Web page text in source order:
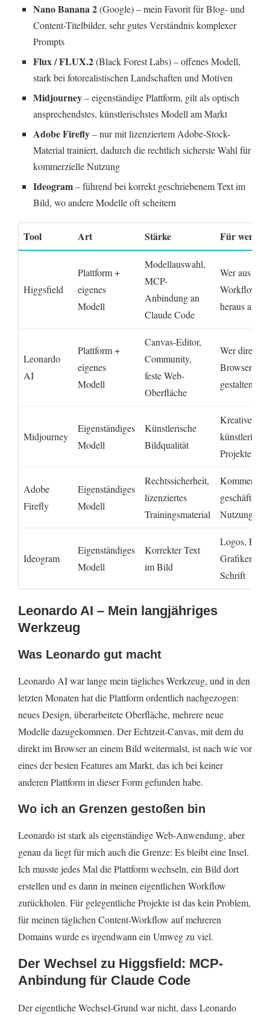
Nano Banana 2(Google) – mein Favorit für Blog- und
Content-Titelbilder, sehr gutes Verständnis komplexer
Prompts
Flux / FLUX.2(Black Forest Labs) – offenes Modell,
stark bei fotorealistischen Landschaften und Motiven
Midjourney– eigenständige Plattform, gilt als optisch
ansprechendstes, künstlerischstes Modell am Markt
Adobe Firefly– nur mit lizenziertem Adobe-Stock-
Material trainiert, dadurch die rechtlich sicherste Wahl für
kommerzielle Nutzung
Ideogram– führend bei korrekt geschriebenem Text im
Bild, wo andere Modelle oft scheitern
Tool Art Stärke Für wen
Higgsfield
Plattform +
eigenes
Modell
Modellauswahl,
MCP-
Anbindung an
Claude Code
Wer aus
Workflow
heraus
Leonardo
AI
Plattform +
eigenes
Modell
Canvas-Editor,
Community,
feste Web-
Oberfläche
Wer direkt
Browser
gestalten will
Midjourney
Eigenständiges
Modell
Künstlerische
Bildqualität
Kreative,
künstlerische
Projekte
Adobe
Firefly
Eigenständiges
Modell
Rechtssicherheit,
lizenziertes
Trainingsmaterial
geschäftliche
Nutzung
Ideogram
Eigenständiges
Modell
Korrekter Text
im Bild
Logos,
Grafiken mit
Schrift
Leonardo AI – Mein langjähriges
Werkzeug
Was Leonardo gut macht
Leonardo AI war lange mein tägliches Werkzeug, und in den
letzten Monaten hat die Plattform ordentlich nachgezogen:
neues Design, überarbeitete Oberfläche, mehrere neue
Modelle dazugekommen. Der Echtzeit-Canvas, mit dem du
direkt im Browser an einem Bild weitermalst, ist nach wie vor
eines der besten Features am Markt, das ich bei keiner
anderen Plattform in dieser Form gefunden habe.
Wo ich an Grenzen gestoßen bin
Leonardo ist stark als eigenständige Web-Anwendung, aber
genau da liegt für mich auch die Grenze: Es bleibt eine Insel.
Ich musste jedes Mal die Plattform wechseln, ein Bild dort
erstellen und es dann in meinen eigentlichen Workflow
zurückholen. Für gelegentliche Projekte ist das kein Problem,
für meinen täglichen Content-Workflow auf mehreren
Domains wurde es irgendwann ein Umweg zu viel.
Der Wechsel zu Higgsfield: MCP-
Anbindung für Claude Code
Der eigentliche Wechsel-Grund war nicht, dass Leonardo